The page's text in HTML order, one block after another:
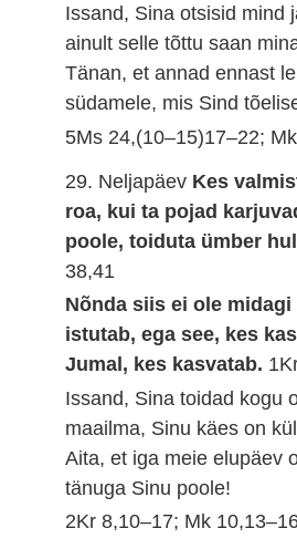
Issand, Sina otsisid mind
ainult selle tõttu saan
Tänan, et annad ennast
südamele, mis Sind
5Ms 24,(10–15)17–22;
29. Neljapäev Kes
roa, kui ta pojad
poole, toiduta ümber
38,41
Nõnda siis ei ole midagi
istutab, ega see, kes
Jumal, kes kasvatab.
Issand, Sina toidad kogu
maailma, Sinu käes on
Aita, et iga meie elupäev
tänuga Sinu poole!
2Kr 8,10–17; Mk